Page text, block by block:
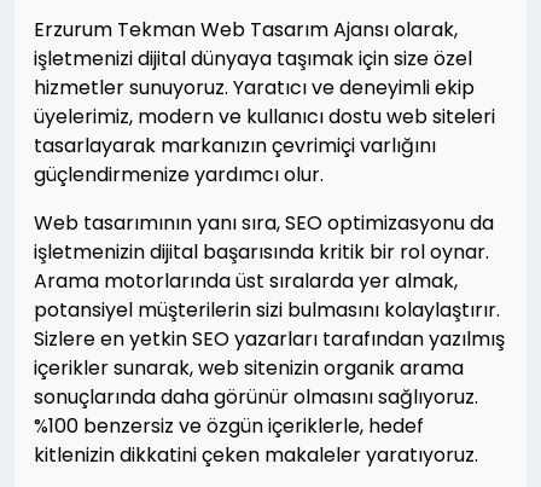
Erzurum Tekman Web Tasarım Ajansı olarak,
işletmenizi dijital dünyaya taşımak için size özel
hizmetler sunuyoruz. Yaratıcı ve deneyimli ekip
üyelerimiz, modern ve kullanıcı dostu web siteleri
tasarlayarak markanızın çevrimiçi varlığını
güçlendirmenize yardımcı olur.
Web tasarımının yanı sıra, SEO optimizasyonu da
işletmenizin dijital başarısında kritik bir rol oynar.
Arama motorlarında üst sıralarda yer almak,
potansiyel müşterilerin sizi bulmasını kolaylaştırır.
Sizlere en yetkin SEO yazarları tarafından yazılmış
içerikler sunarak, web sitenizin organik arama
sonuçlarında daha görünür olmasını sağlıyoruz.
%100 benzersiz ve özgün içeriklerle, hedef
kitlenizin dikkatini çeken makaleler yaratıyoruz.